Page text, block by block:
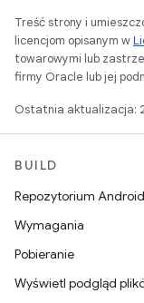
Treść strony i
licencjom opisanym w
towarowymi lub
firmy Oracle lub jej
Ostatnia aktualizacja:
BUILD
Repozytorium
Wymagania
Pobieranie
Wyświetl podgląd